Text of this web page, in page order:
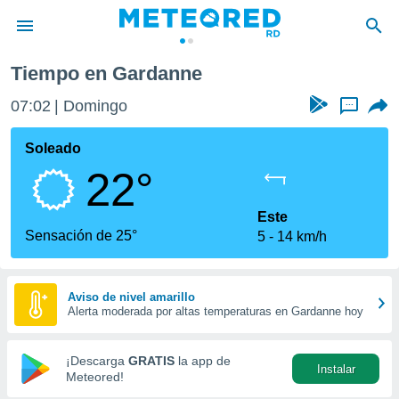
de
ha sido
calidad.
a este
las
y
forma
digital
basada
Tiempo en Gardanne
07:02 Domingo ...
Soleado
22°
Sensación de 25°
Este
5
14 km/h
Aviso de nivel amarillo
Alerta moderada por altas temperaturas en Gardanne hoy
¡Descarga GRATIS la app de
Meteored!
Instalar